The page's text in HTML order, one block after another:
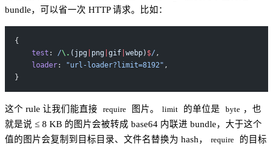
bundle，可以省一次 HTTP 请求。比如：
{
    test
: /\. (jpg png gif webp) $/ ,
    loader
: "url-loader?limit=8192" ,
}
这个 rule 让我们能直接 require 图片。 limit 的单位是 byte ，也
就是说 ≤ 8 KB 的图片会被转成 base64 内联进 bundle，大于这个
值的图片会复制到目标目录、文件名替换为 hash，
require
的目标